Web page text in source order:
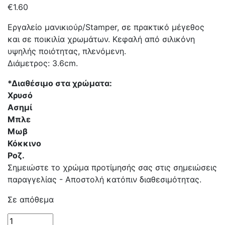
€1.60
Εργαλείο μανικιούρ/Stamper, σε πρακτικό μέγεθος
και σε ποικιλία χρωμάτων. Κεφαλή από σιλικόνη
υψηλής ποιότητας, πλενόμενη.
Διάμετρος: 3.6cm.
*Διαθέσιμο στα χρώματα:
Χρυσό
Ασημί
Μπλε
Μωβ
Κόκκινο
Ροζ.
Σημειώστε το χρώμα προτίμησής σας στις σημειώσεις
παραγγελίας - Αποστολή κατόπιν διαθεσιμότητας.
Σε απόθεμα
Εργαλείο